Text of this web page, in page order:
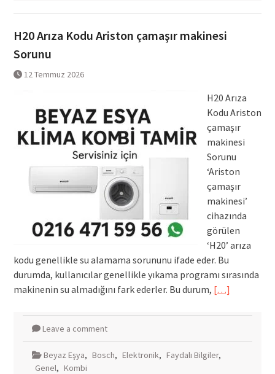
H20 Arıza Kodu Ariston çamaşır makinesi
Sorunu
12 Temmuz 2026
H20 Arıza
Kodu Ariston
çamaşır
makinesi
Sorunu
‘Ariston
çamaşır
makinesi’
cihazında
görülen
‘H20’ arıza
kodu genellikle su alamama sorununu ifade eder. Bu
durumda, kullanıcılar genellikle yıkama programı sırasında
makinenin su almadığını fark ederler. Bu durum, […]
Leave a comment
Beyaz Eşya, Bosch, Elektronik, Faydalı Bilgiler,
Genel, Kombi